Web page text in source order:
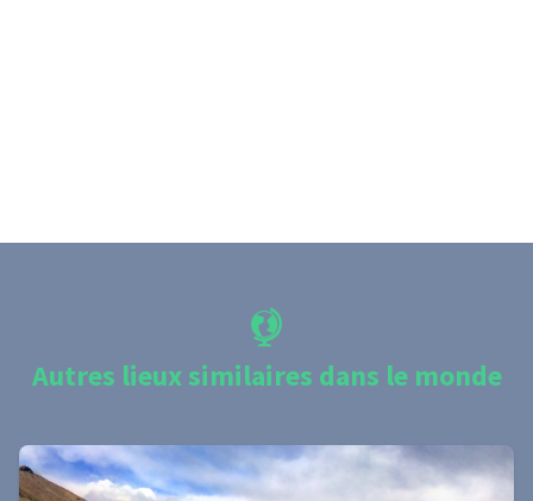
Autres lieux similaires dans le monde